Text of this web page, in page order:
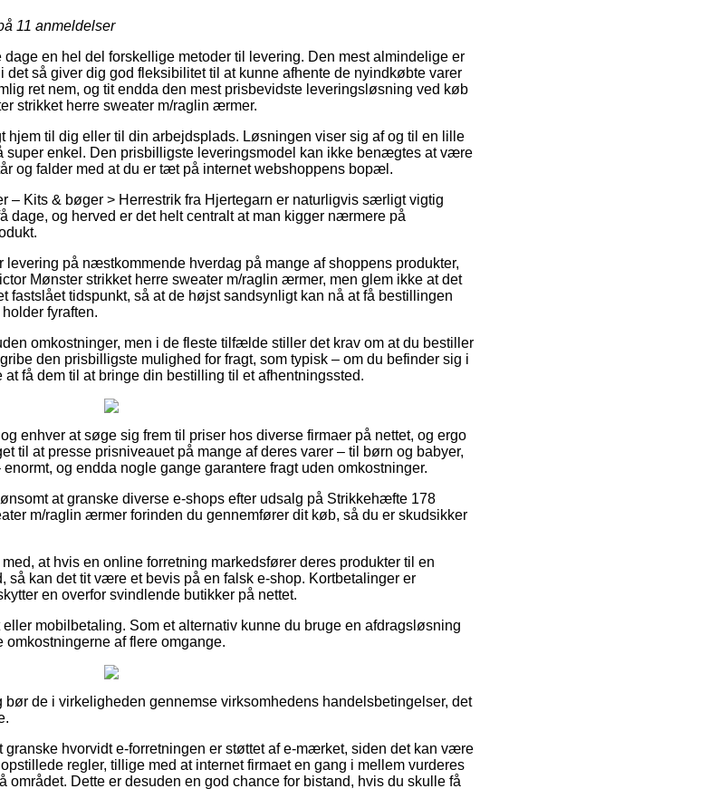
11 anmeldelser
en hel del forskellige metoder til levering. Den mest almindelige er
så giver dig god fleksibilitet til at kunne afhente de nyindkøbte varer
ret nem, og tit endda den mest prisbevidste leveringsløsning ved køb
strikket herre sweater m/raglin ærmer.
hjem til dig eller til din arbejdsplads. Løsningen viser sig af og til en lille
super enkel. Den prisbilligste leveringsmodel kan ikke benægtes at være
og falder med at du er tæt på internet webshoppens bopæl.
– Kits & bøger > Herrestrik fra Hjertegarn er naturligvis særligt vigtig
dage, og herved er det helt centralt at man kigger nærmere på
på næstkommende hverdag på mange af shoppens produkter,
Mønster strikket herre sweater m/raglin ærmer, men glem ikke at det
fastslået tidspunkt, så at de højst sandsynligt kan nå at få bestillingen
fyraften.
omkostninger, men i de fleste tilfælde stiller det krav om at du bestiller
den prisbilligste mulighed for fragt, som typisk – om du befinder sig i
få dem til at bringe din bestilling til et afhentningssted.
enhver at søge sig frem til priser hos diverse firmaer på nettet, og ergo
til at presse prisniveauet på mange af deres varer – til børn og babyer,
og endda nogle gange garantere fragt uden omkostninger.
at granske diverse e-shops efter udsalg på Strikkehæfte 178
m/raglin ærmer forinden du gennemfører dit køb, så du er skudsikker
at hvis en online forretning markedsfører deres produkter til en
så kan det tit være et bevis på en falsk e-shop. Kortbetalinger er
en overfor svindlende butikker på nettet.
mobilbetaling. Som et alternativ kunne du bruge en afdragsløsning
af flere omgange.
bør de i virkeligheden gennemse virksomhedens handelsbetingelser, det
hvorvidt e-forretningen er støttet af e-mærket, siden det kan være
regler, tillige med at internet firmaet en gang i mellem vurderes
området. Dette er desuden en god chance for bistand, hvis du skulle få